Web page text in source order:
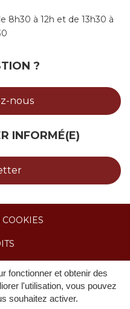
fonctionner et obtenir des
l'utilisation, vous pouvez
souhaitez activer.
8h30 à 12h et de 13h30 à
?
nous
INFORMÉ(E)
& POLITIQUE DE